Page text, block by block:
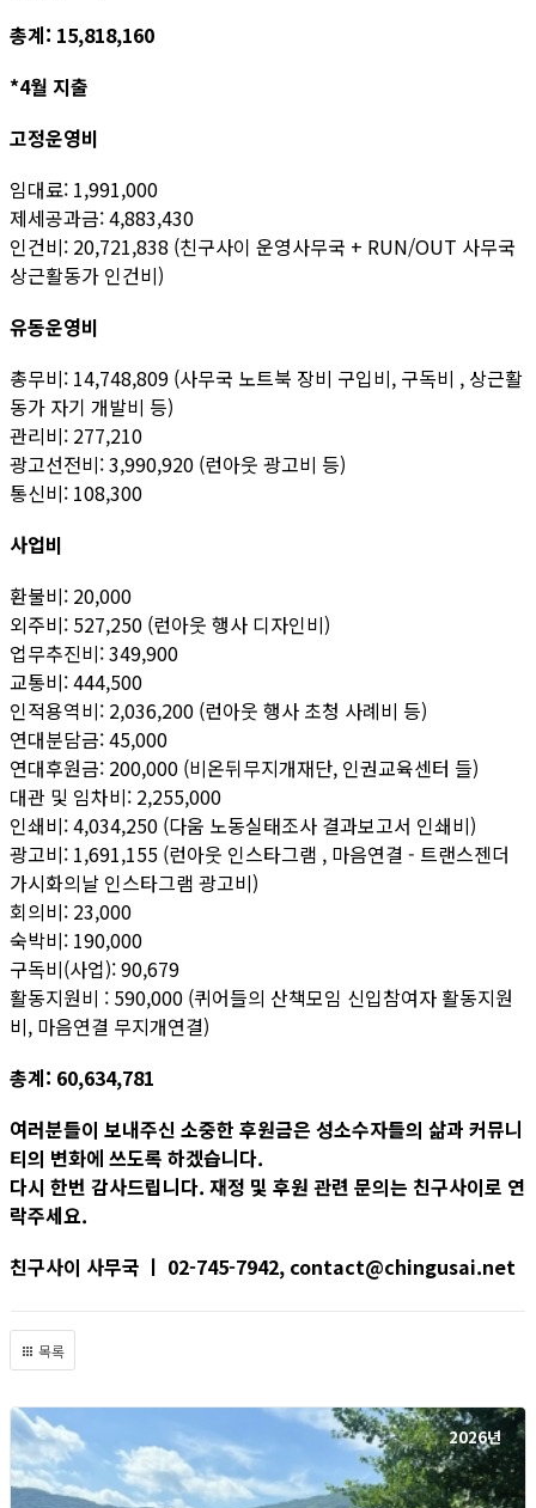
총계: 15,818,160
*4월 지출
고정운영비
임대료: 1,991,000
제세공과금: 4,883,430
인건비: 20,721,838 (친구사이 운영사무국 + RUN/OUT 사무국
상근활동가 인건비)
유동운영비
총무비: 14,748,809 (사무국 노트북 장비 구입비, 구독비 , 상근활
동가 자기 개발비 등)
관리비: 277,210
광고선전비: 3,990,920 (런아웃 광고비 등)
통신비: 108,300
사업비
환불비: 20,000
외주비: 527,250 (런아웃 행사 디자인비)
업무추진비: 349,900
교통비: 444,500
인적용역비: 2,036,200 (런아웃 행사 초청 사례비 등)
연대분담금: 45,000
연대후원금: 200,000 (비온뒤무지개재단, 인권교육센터 들)
대관 및 임차비: 2,255,000
인쇄비: 4,034,250 (다움 노동실태조사 결과보고서 인쇄비)
광고비: 1,691,155 (런아웃 인스타그램 , 마음연결 - 트랜스젠더
가시화의날 인스타그램 광고비)
회의비: 23,000
숙박비: 190,000
구독비(사업): 90,679
활동지원비 : 590,000 (퀴어들의 산책모임 신입참여자 활동지원
비, 마음연결 무지개연결)
총계: 60,634,781
여러분들이 보내주신 소중한 후원금은 성소수자들의 삶과 커뮤니
티의 변화에 쓰도록 하겠습니다.
다시 한번 감사드립니다. 재정 및 후원 관련 문의는 친구사이로 연
락주세요.
친구사이 사무국 ㅣ 02-745-7942, contact@chingusai.net
목록
2026년